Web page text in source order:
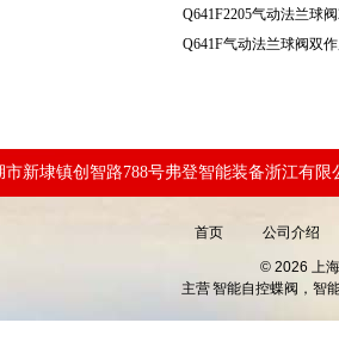
新埭镇创智路788号弗登智能装备浙江有限
首页 公司介绍
© 2026 上
主营智能自控蝶阀，智